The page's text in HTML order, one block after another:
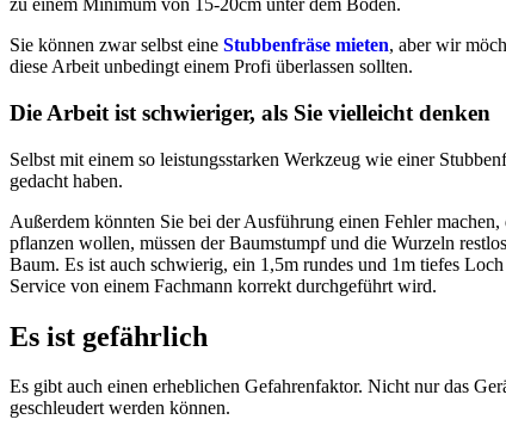
zu einem Minimum von 15-20cm unter dem Boden.
Sie können zwar selbst eine Stubbenfräse mieten, aber wir
diese Arbeit unbedingt einem Profi überlassen sollten.
Die Arbeit ist schwieriger, als Sie vielleicht denken
Selbst mit einem so leistungsstarken Werkzeug wie einer
gedacht haben.
Außerdem könnten Sie bei der Ausführung einen Fehler
pflanzen wollen, müssen der Baumstumpf und die Wurzeln
Baum. Es ist auch schwierig, ein 1,5m rundes und 1m tiefes
Service von einem Fachmann korrekt durchgeführt wird.
Es ist gefährlich
Es gibt auch einen erheblichen Gefahrenfaktor. Nicht nur das
geschleudert werden können.